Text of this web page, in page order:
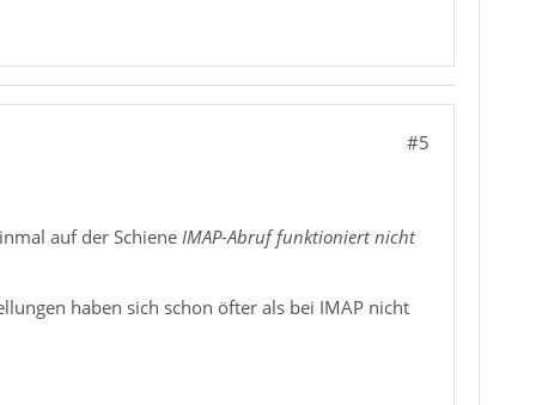
#5
auf der Schiene IMAP-Abruf funktioniert nicht
haben sich schon öfter als bei IMAP nicht